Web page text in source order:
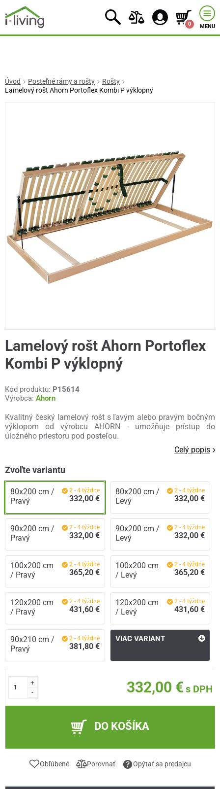
0 MENU
Úvod Posteľné rámy a rošty
Rošty
Lamelový rošt Ahorn Portoflex Kombi P výklopný
Lamelový rošt Ahorn Portoflex
Kombi P výklopný
Kód produktu: P15614
Výrobca: Ahorn
Kvalitný český lamelový rošt s ľavým alebo pravým bočným
výklopom od výrobcu AHORN - umožňuje prístup do
úložného priestoru pod posteľou.
Celý popis
Zvoľte variantu
80x200 cm /
Pravý
2 - 4 týždne
332,00 €
80x200 cm /
Levý
2 - 4 týždne
332,00 €
90x200 cm /
Pravý
2 - 4 týždne
332,00 €
90x200 cm /
Levý
2 - 4 týždne
332,00 €
100x200 cm
/ Pravý
2 - 4 týždne
365,20 €
100x200 cm
/ Levý
2 - 4 týždne
365,20 €
120x200 cm
/ Pravý
2 - 4 týždne
431,60 €
120x200 cm
/ Levý
2 - 4 týždne
431,60 €
90x210 cm /
Pravý
2 - 4 týždne
381,80 €
VIAC VARIANT
+
-
332,00 € s DPH
DO KOŠÍKA
Obľúbené Porovnať Opýtať sa predajcu